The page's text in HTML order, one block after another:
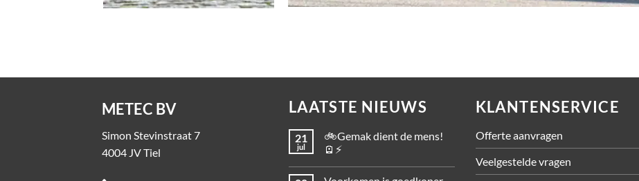
METEC BV
Simon Stevinstraat 7
4004 JV Tiel
LAATSTE NIEUWS
21
jul
🚲Gemak dient de mens!
🪫⚡
KLANTENSERVICE
Offerte aanvragen
Veelgestelde vragen